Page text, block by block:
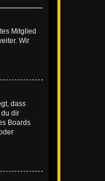
Mitglied
Wir
dass
dir
Boards